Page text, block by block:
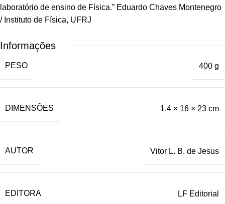
laboratório de ensino de Física.” Eduardo Chaves Montenegro
/ Instituto de Física, UFRJ
Informações
PESO 400 g
DIMENSÕES 1,4 × 16 × 23 cm
AUTOR Vitor L. B. de Jesus
EDITORA LF Editorial